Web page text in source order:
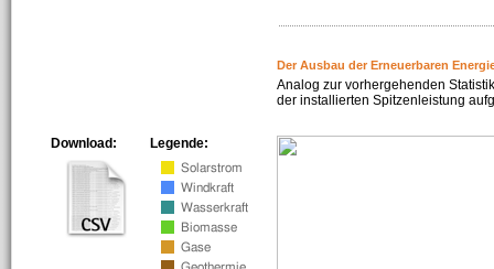
Der Ausbau der Erneuerbaren
Analog zur vorhergehenden
der installierten Spitzenleistung
Legende:
Download: